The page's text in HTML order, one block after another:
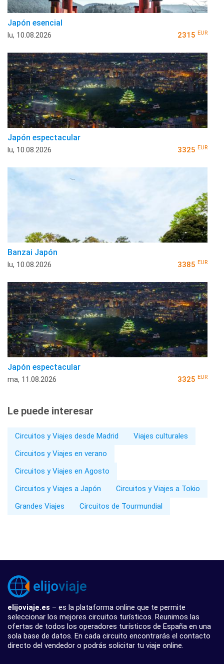
Japón esencial
lu, 10.08.2026 2315 EUR
Japón espectacular
lu, 10.08.2026 3325 EUR
Banzai Japón
lu, 10.08.2026 3385 EUR
Japón espectacular
ma, 11.08.2026 3325 EUR
Le puede interesar
Circuitos y Viajes desde Madrid
Viajes culturales
Circuitos y Viajes en verano
Circuitos y Viajes en Agosto
Circuitos y Viajes a Japón
Circuitos y Viajes a Tokio
Grandes Viajes
Circuitos de Tourmundial
elijoviaje.es – es la plataforma online que te permite
seleccionar los mejores circuitos turísticos. Reunimos las
ofertas de todos los operadores turísticos de España en una
sola base de datos. En cada circuito encontrarás el contacto
directo del vendedor o podrás solicitar tu viaje online.